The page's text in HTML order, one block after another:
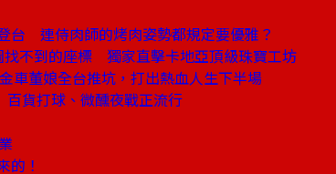
台 連侍肉師的烤肉姿勢都規定要優雅？
不到的座標 獨家直擊卡地亞頂級珠寶工坊
車董娘全台推坑，打出熱血人生下半場
貨打球、微醺夜戰正流行
的！